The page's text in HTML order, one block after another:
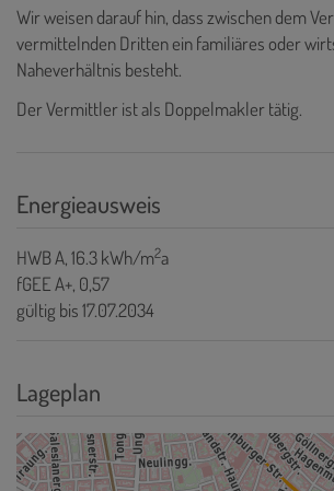
Wir weisen darauf hin, dass zwischen dem
vermittelnden Dritten ein familiäres oder
Naheverhältnis besteht.
Der Vermittler ist als Doppelmakler tätig.
Energieausweis
HWBA, 16.3 kWh/m2a
fGEEA+, 0,57
gültig bis17.07.2034
Lageplan